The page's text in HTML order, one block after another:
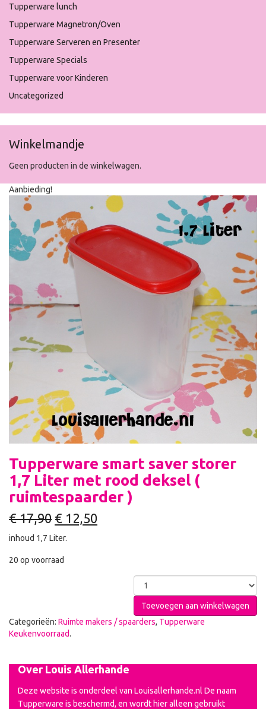
Tupperware lunch
Tupperware Magnetron/Oven
Tupperware Serveren en Presenter
Tupperware Specials
Tupperware voor Kinderen
Uncategorized
Winkelmandje
Geen producten in de winkelwagen.
Aanbieding!
Tupperware smart saver storer
1,7 Liter met rood deksel (
ruimtespaarder )
€17,90 € 12,50
inhoud 1,7 Liter.
20 op voorraad
Toevoegen aan winkelwagen
Categorieën: Ruimte makers / spaarders, Tupperware
Keukenvoorraad.
Over Louis Allerhande
Deze website is onderdeel van Louisallerhande.nl De naam
Tupperware is beschermd, en wordt hier alleen gebruikt